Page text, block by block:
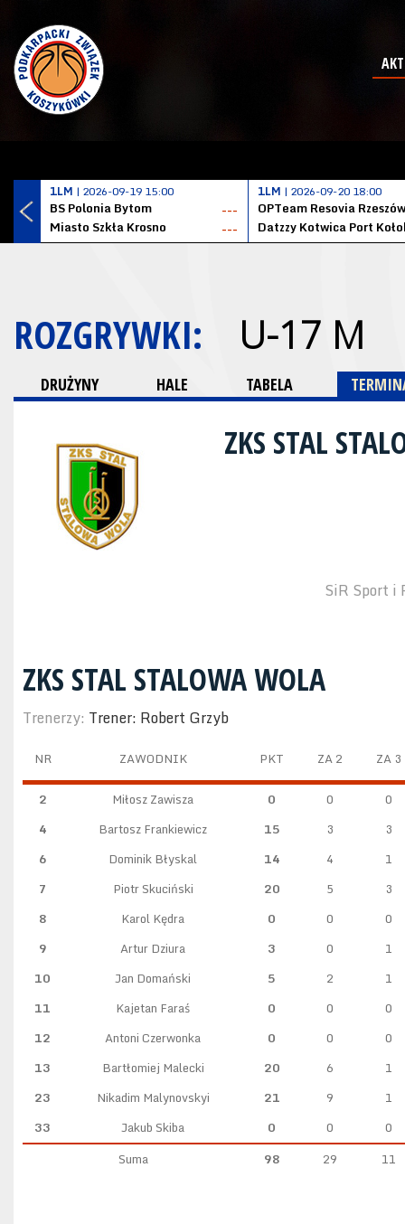
1LM | 2026-09-19 15:00
BS Polonia Bytom
---
Miasto Szkła Krosno
---
1LM | 2026-09-20 18:00
OPTeam Resovia Rzeszów
ROZGRYWKI: U-17 M
DRUŻYNY HALE TABELA
ZKS STAL
SiR Sport i
ZKS STAL STALOWA WOLA
Trenerzy: Trener: Robert Grzyb
NR ZAWODNIK PKT ZA 2 ZA 3
2 Miłosz Zawisza 0 0
0
4
Bartosz Frankiewicz 15 3
3
6
Dominik Błyskal 14 4
1
7
Piotr Skuciński 20 5
3
8
Karol Kędra 0 0
0
9
Artur Dziura 3 0
1
10
Jan Domański 5 2
1
11
Kajetan Faraś 0 0
0
12
Antoni Czerwonka 0 0
0
13
Bartłomiej Malecki 20 6
1
23
Nikadim Malynovskyi 21 9
1
33
Jakub Skiba 0 0
0
Suma
98 29 11